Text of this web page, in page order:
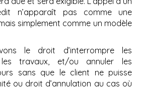
n’apparaît pas comme une
simplement comme un modèle
le droit d’interrompre les
travaux, et/ou annuler les
sans que le client ne puisse
ou droit d’annulation au cas où